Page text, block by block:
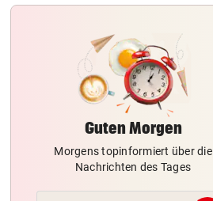
STIMMEN ZUM SPIEL vor
superhappy nach Hause“
ORKAN, KEIN STROM & CO
Skurrilitäten in der Red Bull
häufen sich
WASSERSPRINGEN vor 4
Knoll bei EM Achter vom
Lotfi auf Rang 12!
Guten Morgen
Morgens topinformiert über die
Nachrichten des Tages